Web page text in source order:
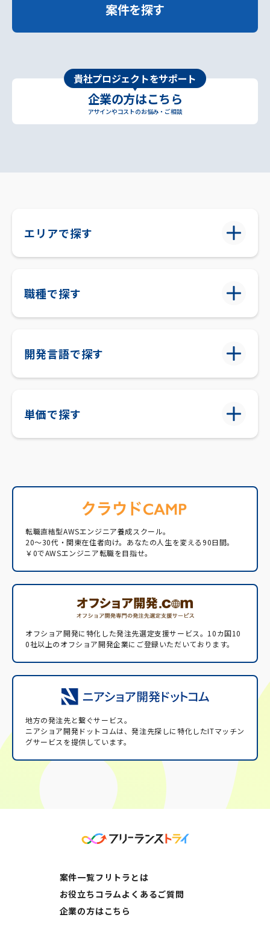
案件を探す
貴社プロジェクトをサポート
企業の方はこちら
アサインやコストのお悩み・ご相談
エリアで探す
職種で探す
開発言語で探す
単価で探す
転職直結型AWSエンジニア養成スクール。
20〜30代・関東在住者向け。あなたの人生を変える90日間。
￥0でAWSエンジニア転職を目指せ。
オフショア開発に特化した発注先選定支援サービス。 10カ国10
0社以上のオフショア開発企業にご登録いただいております。
地方の発注先と繋ぐサービス。
ニアショア開発ドットコムは、発注先探しに特化したITマッチン
グサービスを提供しています。
案件一覧フリトラとは
お役立ちコラムよくあるご質問
企業の方はこちら